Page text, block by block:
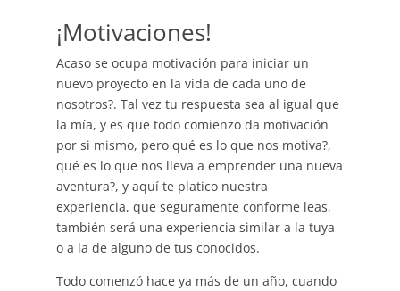
¡Motivaciones!
Acaso se ocupa motivación para iniciar un
nuevo proyecto en la vida de cada uno de
nosotros?. Tal vez tu respuesta sea al igual que
la mía, y es que todo comienzo da motivación
por si mismo, pero qué es lo que nos motiva?,
qué es lo que nos lleva a emprender una nueva
aventura?, y aquí te platico nuestra
experiencia, que seguramente conforme leas,
también será una experiencia similar a la tuya
o a la de alguno de tus conocidos.
Todo comenzó hace ya más de un año, cuando